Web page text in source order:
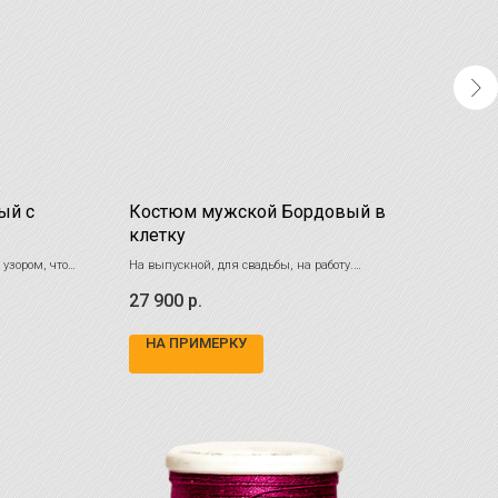
с
что
Костюм мужской Бордовый в
клетку
На выпускной, для свадьбы, на работу.
классом!
27 900 р.
НА ПРИМЕРКУ